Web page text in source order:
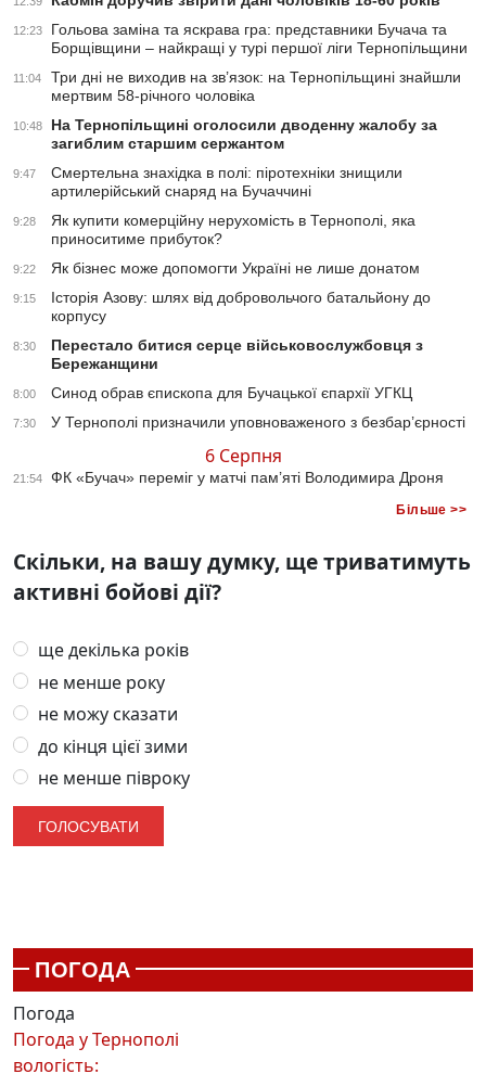
12:23
Гольова заміна та яскрава гра: представники Бучача та
Борщівщини – найкращі у турі першої ліги Тернопільщини
11:04
Три дні не виходив на зв’язок: на Тернопільщині знайшли
мертвим 58-річного чоловіка
10:48
На Тернопільщині оголосили дводенну жалобу за
загиблим старшим сержантом
9:47
Смертельна знахідка в полі: піротехніки знищили
артилерійський снаряд на Бучаччині
9:28
Як купити комерційну нерухомість в Тернополі, яка
приноситиме прибуток?
9:22 Як бізнес може допомогти Україні не лише донатом
9:15
Історія Азову: шлях від добровольчого батальйону до
корпусу
8:30
Перестало битися серце військовослужбовця з
Бережанщини
8:00 Синод обрав єпископа для Бучацької єпархії УГКЦ
7:30 У Тернополі призначили уповноваженого з безбар’єрності
6 Серпня
21:54 ФК «Бучач» переміг у матчі пам’яті Володимира Дроня
Більше >>
Скільки, на вашу думку, ще триватимуть
активні бойові дії?
ще декілька років
не менше року
не можу сказати
до кінця цієї зими
не менше півроку
ПОГОДА
Погода
Погода уТернополі
вологість: